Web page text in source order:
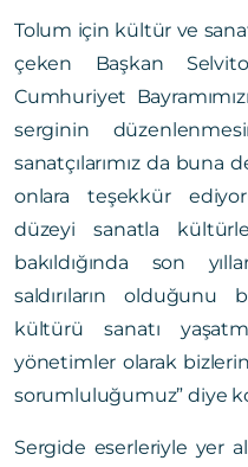
Tolum için kültür ve
çeken Başkan
Cumhuriyet
serginin
sanatçılarımız da buna
onlara teşekkür
düzeyi sanatla
bakıldığında son
saldırıların
kültürü sanatı
yönetimler olarak
sorumluluğumuz” diye
Sergide eserleriyle yer